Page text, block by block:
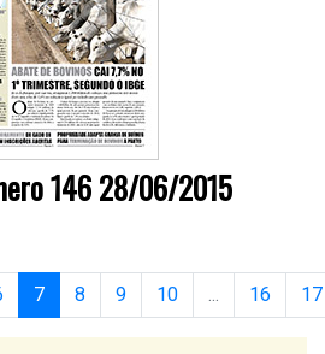
146 28/06/2015
7 8 9 10 ... 16 17